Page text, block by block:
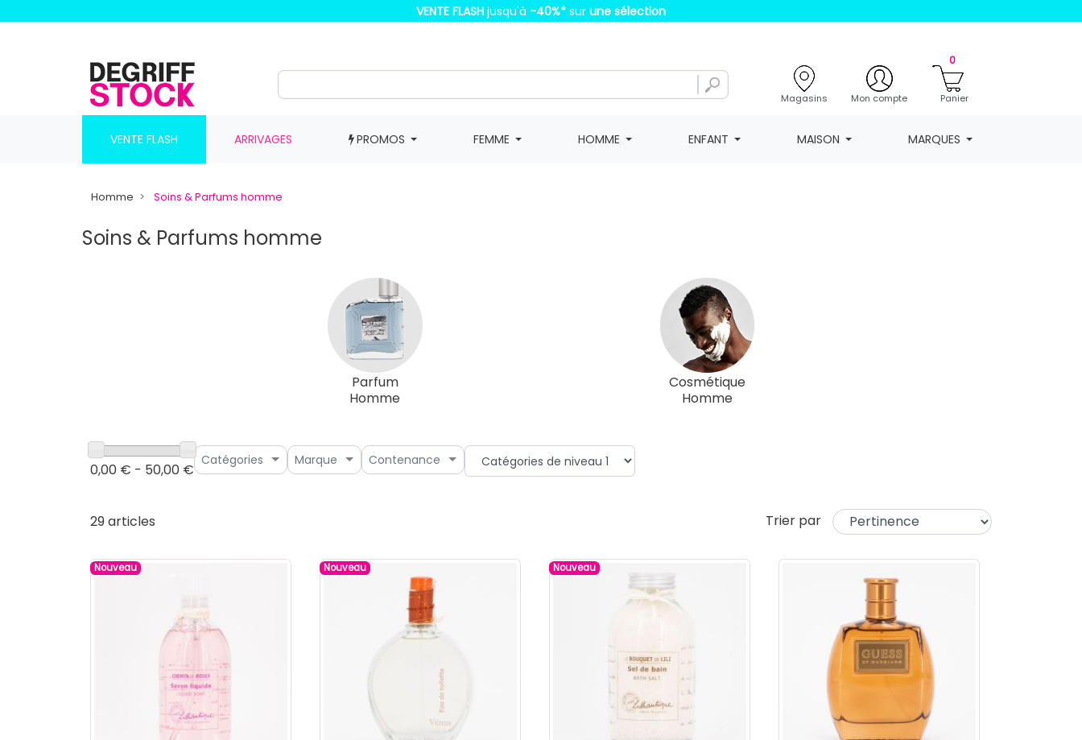
VENTE FLASH jusqu'à -40%* sur une sélection
Magasins Mon compte
0
Panier
VENTE FLASH ARRIVAGES PROMOS FEMME HOMME ENFANT MAISON MARQUES
Homme Soins & Parfums homme
Soins & Parfums homme
Parfum
Homme
Cosmétique
Homme
0,00 € - 50,00 €
Catégories Marque Contenance
29 articles Trier par
Nouveau Nouveau Nouveau